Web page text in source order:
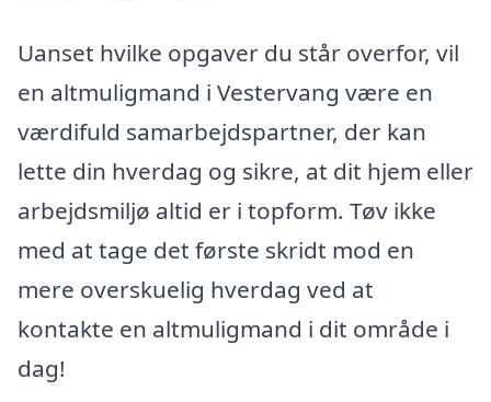
Uanset hvilke opgaver du står overfor, vil
en altmuligmand i Vestervang være en
værdifuld samarbejdspartner, der kan
lette din hverdag og sikre, at dit hjem eller
arbejdsmiljø altid er i topform. Tøv ikke
med at tage det første skridt mod en
mere overskuelig hverdag ved at
kontakte en altmuligmand i dit område i
dag!